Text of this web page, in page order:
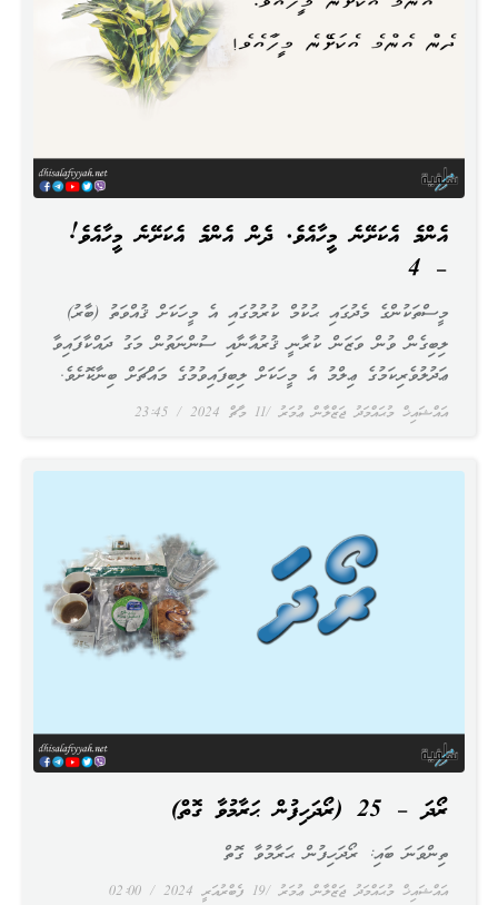
އެންމެ އެކަށޭނެ މީހާއެވެ. ދެން އެންމެ އެކަށޭނެ މީހާއެވެ!
– 4
އައްޝައިޚް މުޙައްމަދު ޖަޒްލާން ޢުމަރު 11 މާޗް 2024
މީސްތަކުންގެ މެދުގައި ޙުކުމް ކުރުމުގައި އެ މީހަކަށް ޤުއްވަތު (ބާރު)
ލިބިގެން ވުން ވަޒަން ކުރާނީ ޤުރުއާނާއި ސުންނަތުން މަގު ދައްކާފައިވާ
ޢަދުލުވެރިކަމުގެ ޢިލްމު އެ މީހަކަށް ލިބިފައިވުމުގެ މައްޗަށް ބިނާކޮށެވެ.
ރޯދަ – 25 (ރޯދަހިފުން ޙަރާމުވާ ގޮތް)
އައްޝައިޚް މުޙައްމަދު ޖަޒްލާން ޢުމަރު 19 ފެބްރުއަރީ 2024
ތިންވަނަ ބައި: ރޯދަހިފުން ޙަރާމުވާ ގޮތް